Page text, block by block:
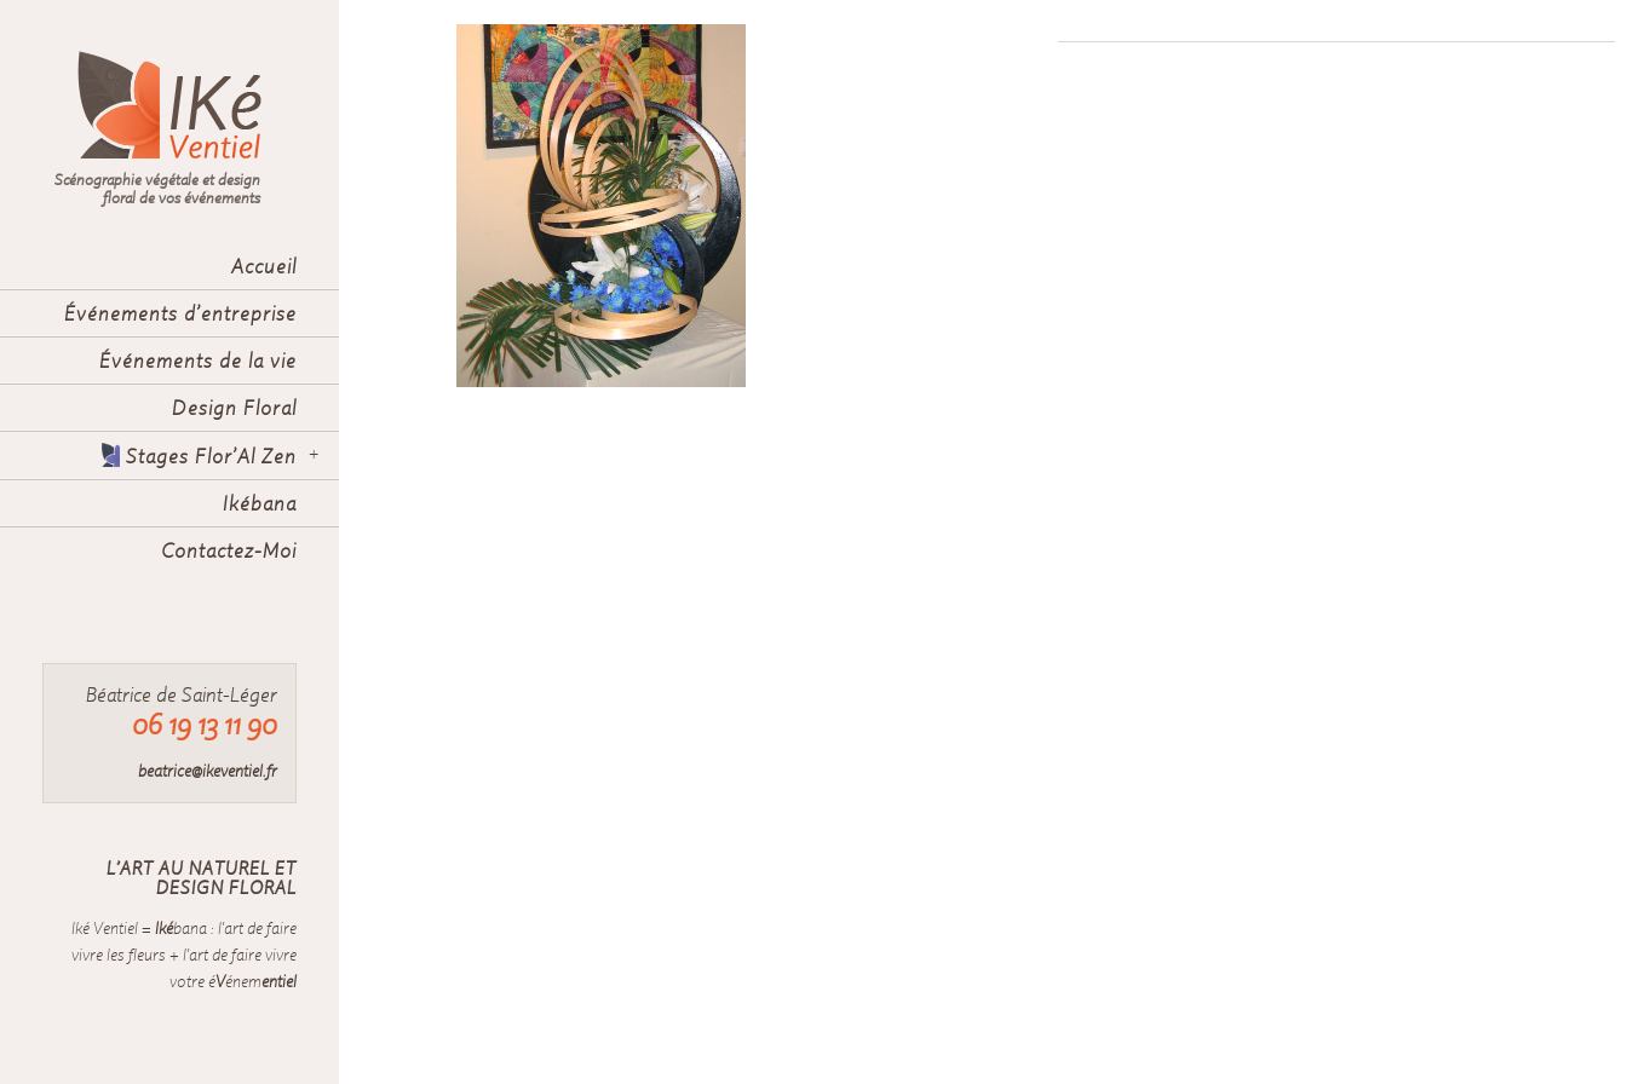
Scénographie végétale et design
floral de vos événements
Accueil
Événements d’entreprise
Événements de la vie
Design Floral
Stages Flor’Al Zen
Ikébana
Contactez-Moi
Béatrice de Saint-Léger
06 19 13 11 90
beatrice@ikeventiel.fr
L’ART AU NATUREL ET
DESIGN FLORAL
Iké Ventiel = Ikébana : l'art de faire
vivre les fleurs + l'art de faire vivre
votre éVénementiel